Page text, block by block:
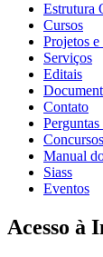
Estrutura
Cursos
Projetos e
Serviços
Editais
Contato
Concursos
Manual
Siass
Eventos
Acesso à